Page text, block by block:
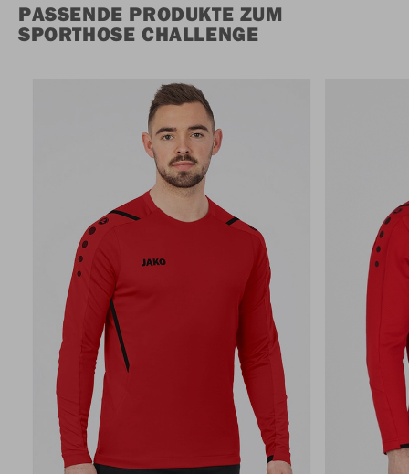
PASSENDE PRODUKTE ZUM
SPORTHOSE CHALLENGE